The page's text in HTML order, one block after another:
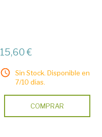
15,60 €
Sin Stock. Disponible en
7/10 días.
COMPRAR